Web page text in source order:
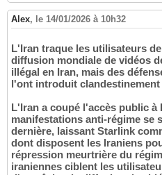
Alex, le 14/01/2026 à 10h32
L'Iran traque les utilisateurs
diffusion mondiale de vidéos
illégal en Iran, mais des
l'ont introduit clandestinement
L'Iran a coupé l'accès public à
manifestations anti-régime se
dernière, laissant Starlink
dont disposent les Iraniens
répression meurtrière du
iraniennes ciblent les